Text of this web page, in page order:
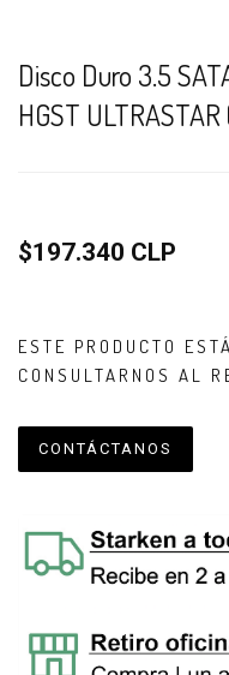
Disco Duro 3.5
HGST
$197.340 CLP
ESTE PRODUCTO
CONSULTARNOS AL
CONTÁCTANOS